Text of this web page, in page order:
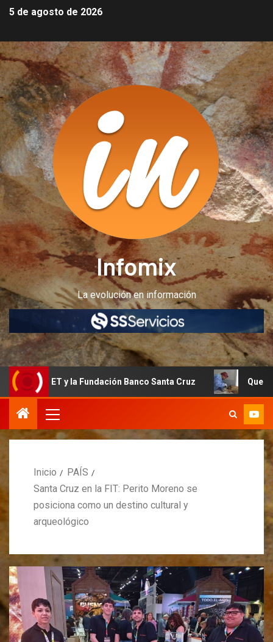
5 de agosto de 2026
Infomix
La evolución en información
y la Fundación Banco Santa Cruz Quedan últimos
Inicio
PAÍS
Santa Cruz en la FIT: Perito Moreno se
posiciona como un destino cultural y
arqueológico